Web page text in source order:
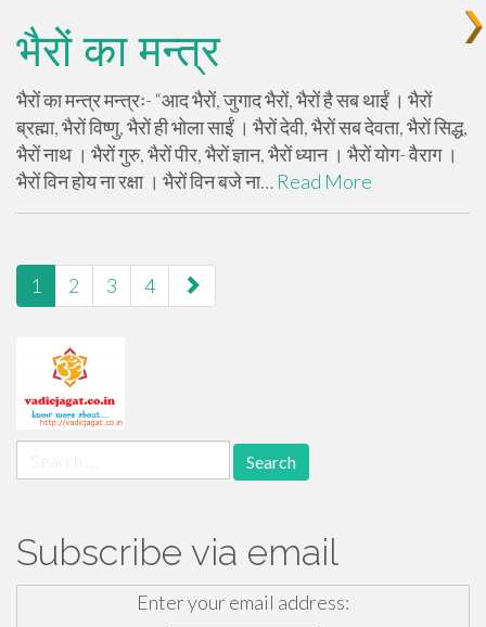
भैरों का मन्त्र
भैरों का मन्त्र मन्त्रः- “आद भैरों, जुगाद भैरों, भैरों है सब थाईं । भैरों
ब्रह्मा, भैरों विष्णु, भैरों ही भोला साईं । भैरों देवी, भैरों सब देवता, भैरों सिद्ध,
भैरों नाथ । भैरों गुरु, भैरों पीर, भैरों ज्ञान, भैरों ध्यान । भैरों योग- वैराग ।
भैरों विन होय ना रक्षा । भैरों विन बजे ना… Read More
paging-
navigation
1 2 3 4
for:
Subscribe via email
Enter your email address: